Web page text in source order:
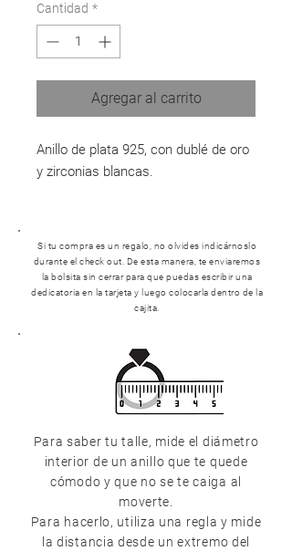
Cantidad *
Agregar al carrito
Anillo de plata 925, con dublé de oro
y zirconias blancas.
Si tu compra es un regalo, no olvides indicárnoslo
durante el check out. De esta manera, te enviaremos
la bolsita sin cerrar para que puedas escribir una
dedicatoria en la tarjeta y luego colocarla dentro de la
cajita.
Para saber tu talle, mide el diámetro
interior de un anillo que te quede
cómodo y que no se te caiga al
moverte.
Para hacerlo, utiliza una regla y mide
la distancia desde un extremo del